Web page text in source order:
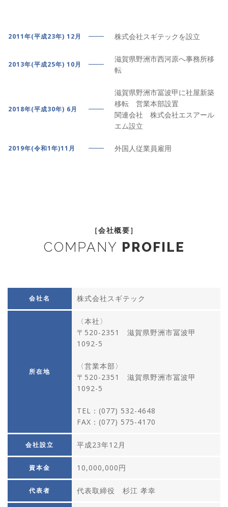
2011年(平成23年) 12月 株式会社スギテックを設立
2013年(平成25年) 10月
滋賀県野洲市西河原へ事務所移
転
2018年(平成30年) 6月
滋賀県野洲市冨波甲に社屋新築
移転 営業本部設置
関連会社 株式会社エスアール
エム設立
2019年(令和1年)11月 外国人従業員雇用
［会社概要］
COMPANY PROFILE
会社名 株式会社スギテック
所在地
〈本社〉
〒520-2351 滋賀県野洲市冨波甲
1092-5
〈営業本部〉
〒520-2351 滋賀県野洲市冨波甲
1092-5
TEL：(077) 532-4648
FAX：(077) 575-4170
会社設立 平成23年12月
資本金 10,000,000円
代表者 代表取締役 杉江 孝幸